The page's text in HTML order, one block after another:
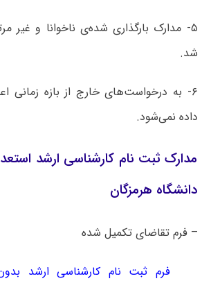
۵- مدارک بارگذاری شده‌ی ناخوانا و غیر
شد.
۶- به درخواست‌های خارج از بازه زمانی
داده نمی‌شود.
دانشگاه هرمزگان
– فرم تقاضای تکمیل شده
فرم ثبت نام کارشناسی ارشد